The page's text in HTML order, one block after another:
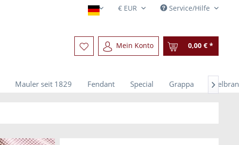
Deutsch Service/Hilfe
Mein Konto 0,00 € *
Mauler seit 1829 Fendant Special Grappa 